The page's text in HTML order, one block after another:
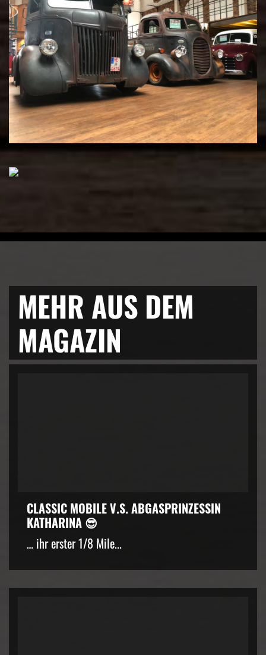
MEHR AUS DEM
MAGAZIN
CLASSIC MOBILE V.S. ABGASPRINZESSIN
KATHARINA 😎
… ihr erster 1/8 Mile...